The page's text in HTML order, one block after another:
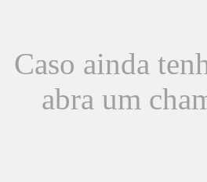
Caso ainda
abra um